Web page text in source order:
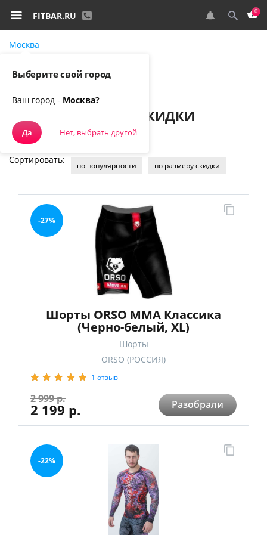
FITBAR.RU 0
Москва
АКЦИИ И СКИДКИ
Сортировать:
по популярности по размеру скидки
-27%
Шорты ORSO ММА Классика
(Черно-белый, XL)
Шорты
ORSO (РОССИЯ)
1 отзыв
2 999 р.
2 199 р. Разобрали
-22%
Выберите свой город
Ваш город - Москва?
Да Нет, выбрать другой